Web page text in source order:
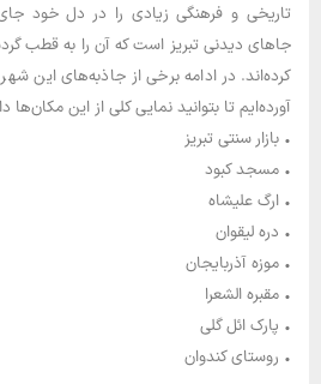
تاریخی و فرهنگی زیادی را در دل خود
جاهای دیدنی تبریز است که آن را به قطب
کرده‌اند. در ادامه برخی از جاذبه‌های این
آورده‌ایم تا بتوانید نمایی کلی از این مکان‌ها
• بازار سنتی تبریز
• مسجد کبود
• ارگ علیشاه
• دره لیقوان
• موزه آذربایجان
• مقبره الشعرا
• پارک ائل گلی
• روستای کندوان